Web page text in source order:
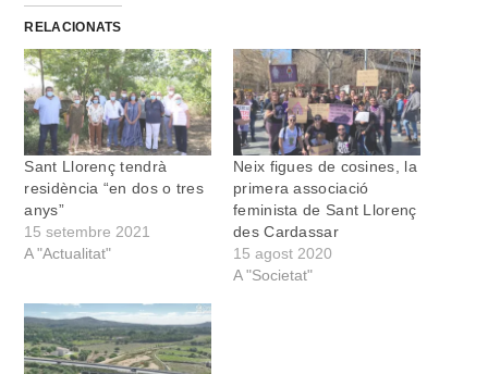
RELACIONATS
Sant Llorenç tendrà
residència “en dos o tres
anys”
15 setembre 2021
A "Actualitat"
Neix figues de cosines, la
primera associació
feminista de Sant Llorenç
des Cardassar
15 agost 2020
A "Societat"